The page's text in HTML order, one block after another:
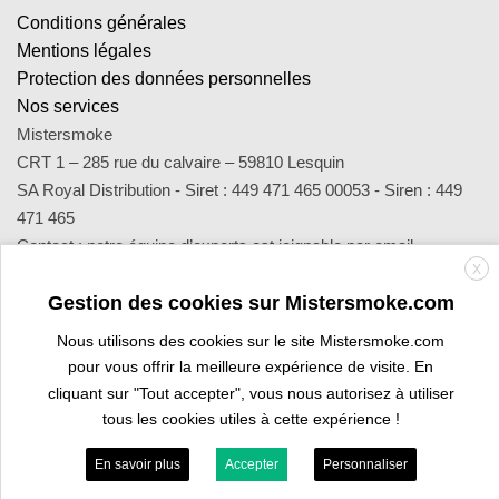
Conditions générales
Mentions légales
Protection des données personnelles
Nos services
Mistersmoke
CRT 1 – 285 rue du calvaire – 59810 Lesquin
SA Royal Distribution - Siret : 449 471 465 00053 - Siren : 449
471 465
Contact : notre équipe d’experts est joignable par email
sav@mistersmoke.com ou par téléphone au 03 20 90 56 55 du
lundi au vendredi de 9h à 17h.
Card
Pay
Bank
Transfer
Electron
VOUS ÊTES BURALISTE ?
Copyright 2026 ©Mistersmoke.com
X
Gestion des cookies sur Mistersmoke.com
Nous utilisons des cookies sur le site Mistersmoke.com
pour vous offrir la meilleure expérience de visite. En
cliquant sur "Tout accepter", vous nous autorisez à utiliser
tous les cookies utiles à cette expérience !
En savoir plus Accepter Personnaliser